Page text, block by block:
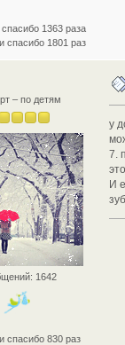
1363 раза
спасибо 1801 раз
– по детям
1642
спасибо 830 раз
у
7.
И